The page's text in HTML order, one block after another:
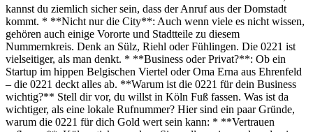
kannst du ziemlich sicher sein, dass der Anruf aus der Domstadt
kommt. * **Nicht nur die City**: Auch wenn viele es nicht wissen,
gehören auch einige Vororte und Stadtteile zu diesem
Nummernkreis. Denk an Sülz, Riehl oder Fühlingen. Die 0221 ist
vielseitiger, als man denkt. * **Business oder Privat?**: Ob ein
Startup im hippen Belgischen Viertel oder Oma Erna aus Ehrenfeld
– die 0221 deckt alles ab. **Warum ist die 0221 für dein Business
wichtig?** Stell dir vor, du willst in Köln Fuß fassen. Was ist da
wichtiger, als eine lokale Rufnummer? Hier sind ein paar Gründe,
warum die 0221 für dich Gold wert sein kann: * **Vertrauen